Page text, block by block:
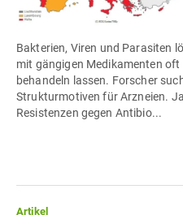
Bakterien, Viren und Parasiten
mit gängigen Medikamenten
behandeln lassen. Forscher
Strukturmotiven für Arzneien.
Resistenzen gegen Antibio...
Artikel